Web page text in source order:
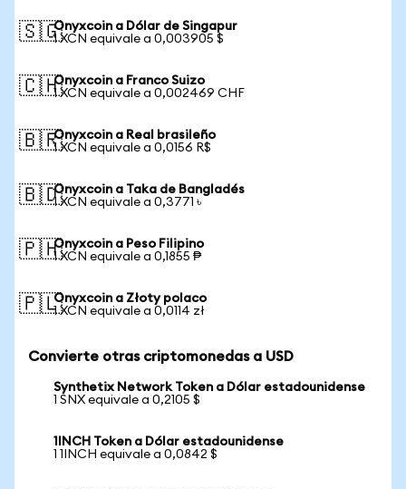
🇸🇬Onyxcoin a Dólar de Singapur
1 XCN equivale a 0,003905 $
🇨🇭Onyxcoin a Franco Suizo
1 XCN equivale a 0,002469 CHF
🇧🇷Onyxcoin a Real brasileño
1 XCN equivale a 0,0156 R$
🇧🇩Onyxcoin a Taka de Bangladés
1 XCN equivale a 0,3771 ৳
🇵🇭Onyxcoin a Peso Filipino
1 XCN equivale a 0,1855 ₱
🇵🇱Onyxcoin a Złoty polaco
1 XCN equivale a 0,0114 zł
Convierte otras criptomonedas a USD
Synthetix Network Token a Dólar estadounidense
1 SNX equivale a 0,2105 $
1INCH Token a Dólar estadounidense
1 1INCH equivale a 0,0842 $